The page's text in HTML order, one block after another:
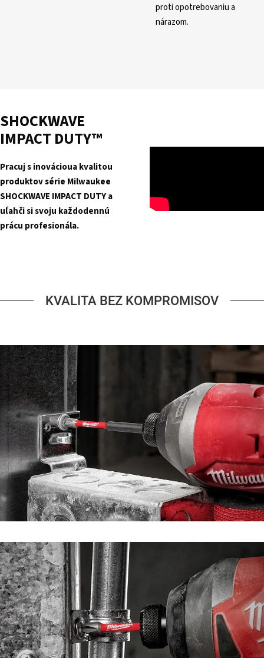
proti opotrebovaniu a
nárazom.
SHOCKWAVE
IMPACT DUTY™
Pracuj s inovácioua kvalitou
produktov série Milwaukee
SHOCKWAVE IMPACT DUTY a
uľahči si svoju každodennú
prácu profesionála.
KVALITA BEZ KOMPROMISOV